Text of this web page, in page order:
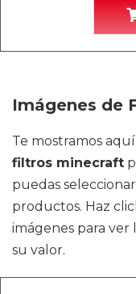
Imágenes de
Te mostramos
filtros minecraft
puedas
productos. Haz
imágenes para
su valor.